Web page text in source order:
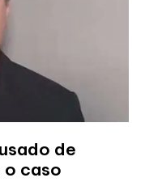
de
o caso